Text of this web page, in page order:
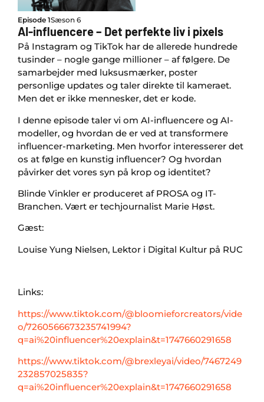
Episode 1Sæson 6
AI-influencere – Det perfekte liv i pixels
På Instagram og TikTok har de allerede hundrede
tusinder – nogle gange millioner – af følgere. De
samarbejder med luksusmærker, poster
personlige updates og taler direkte til kameraet.
Men det er ikke mennesker, det er kode.
I denne episode taler vi om AI-influencere og AI-
modeller, og hvordan de er ved at transformere
influencer-marketing. Men hvorfor interesserer det
os at følge en kunstig influencer? Og hvordan
påvirker det vores syn på krop og identitet?
Blinde Vinkler er produceret af PROSA og IT-
Branchen. Vært er techjournalist Marie Høst.
Gæst:
Louise Yung Nielsen, Lektor i Digital Kultur på RUC
Links:
https://www.tiktok.com/@bloomieforcreators/vide
o/7260566673235741994?
q=ai%20influencer%20explain&t=1747660291658
https://www.tiktok.com/@brexleyai/video/7467249
232857025835?
q=ai%20influencer%20explain&t=1747660291658